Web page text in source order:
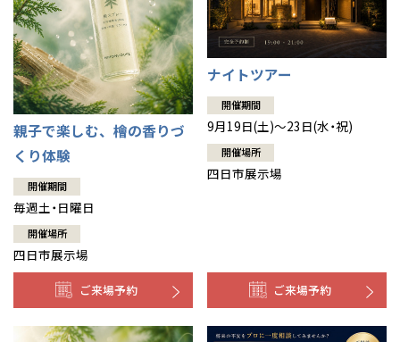
親子で楽しむ、檜の香りづ
くり体験
開催期間
毎週土・日曜日
開催場所
四日市展示場
ご来場予約
ナイトツアー
開催期間
9月19日(土)～23日(水・祝)
開催場所
四日市展示場
ご来場予約